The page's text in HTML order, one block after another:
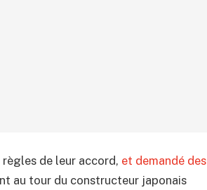
règles de leur accord, et demandé des
au tour du constructeur japonais